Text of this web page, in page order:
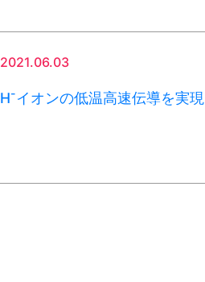
2021.06.03
H-イオンの低温高速伝導を実現